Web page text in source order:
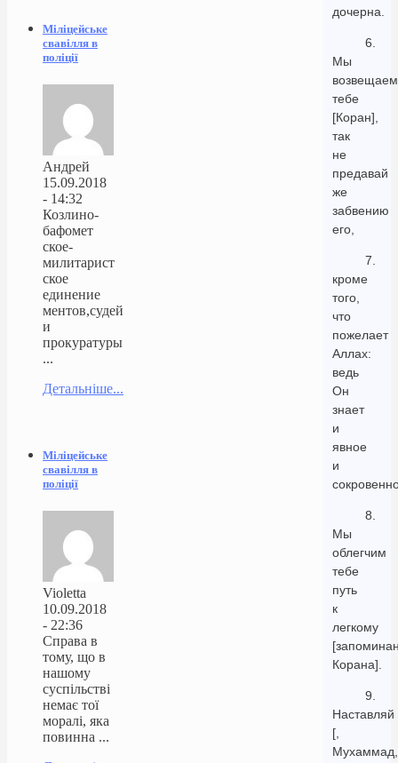
дочерна.
6.
Мы
возвещаем
тебе
[Коран],
так
не
предавай
же
забвению
его,
7.
кроме
того,
что
пожелает
Аллах:
ведь
Он
знает
и
явное
и
8.
Мы
облегчим
тебе
путь
к
легкому
Корана].
9.
Наставляй
[,
Мухаммад,
Міліцейське
свавілля в
поліції
Андрей
15.09.2018
- 14:32
Козлино-
бафомет
ское-
милитарист
ское
единение
ментов,судей
и
прокуратуры
...
Детальніше...
Міліцейське
свавілля в
поліції
Violetta
10.09.2018
- 22:36
Справа в
тому, що в
нашому
суспільстві
немає тої
моралі, яка
повинна ...